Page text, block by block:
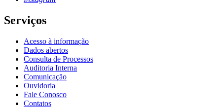
Serviços
Acesso à informação
Dados abertos
Consulta de Processos
Auditoria Interna
Comunicação
Ouvidoria
Fale Conosco
Contatos